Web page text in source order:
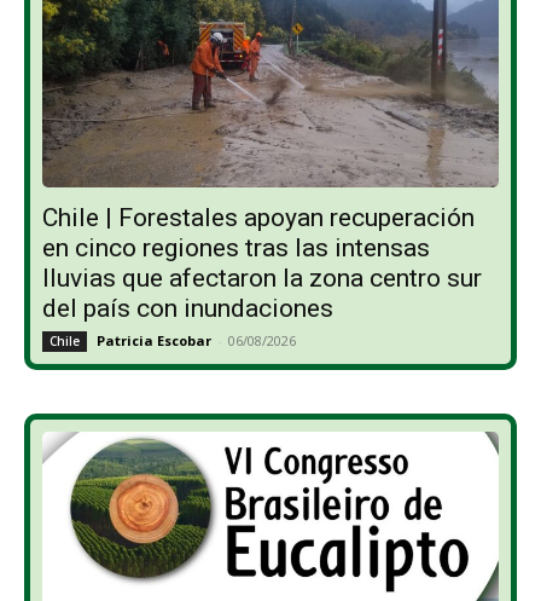
Chile | Forestales apoyan recuperación
en cinco regiones tras las intensas
lluvias que afectaron la zona centro sur
del país con inundaciones
Chile Patricia Escobar - 06/08/2026